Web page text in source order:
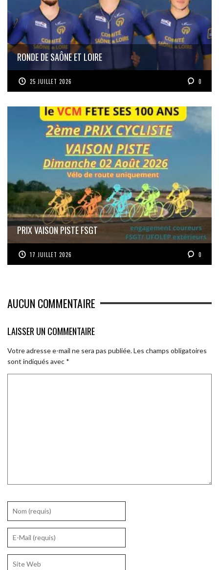
RONDE DE SAÔNE ET LOIRE
25 JUILLET 2026 0
PRIX VAISON PISTE FSGT
17 JUILLET 2026 0
AUCUN COMMENTAIRE
LAISSER UN COMMENTAIRE
Votre adresse e-mail ne sera pas publiée.Les champs obligatoires
sont indiqués avec *